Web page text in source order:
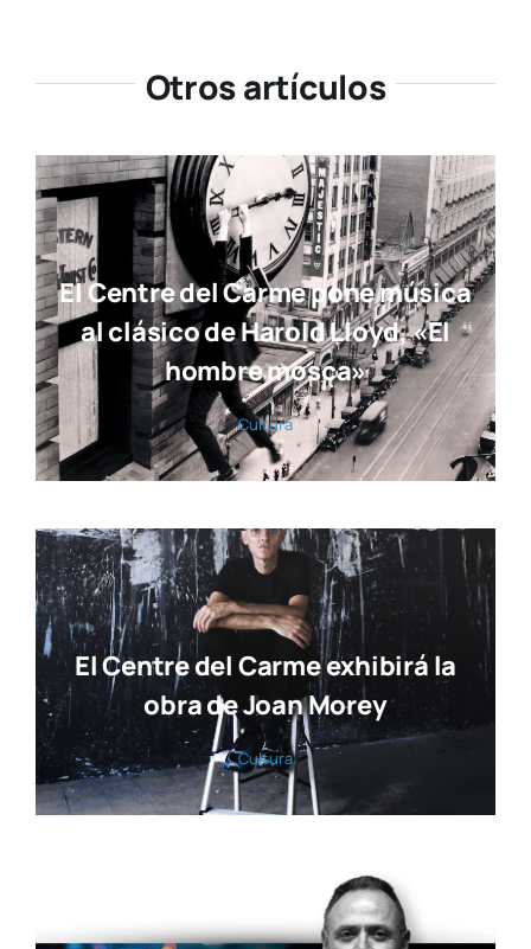
Otros artículos
El Centre del Carme pone música
al clásico de Harold Lloyd, «El
hombre mosca»
Cul­tu­ra
El Centre del Carme exhibirá la
obra de Joan Morey
Cul­tu­ra